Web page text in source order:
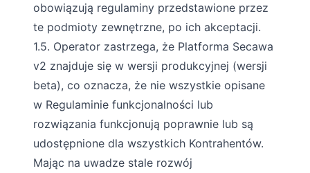
obowiązują regulaminy przedstawione przez
te podmioty zewnętrzne, po ich akceptacji.
1.5. Operator zastrzega, że Platforma Secawa
v2 znajduje się w wersji produkcyjnej (wersji
beta), co oznacza, że nie wszystkie opisane
w Regulaminie funkcjonalności lub
rozwiązania funkcjonują poprawnie lub są
udostępnione dla wszystkich Kontrahentów.
Mając na uwadze stale rozwój